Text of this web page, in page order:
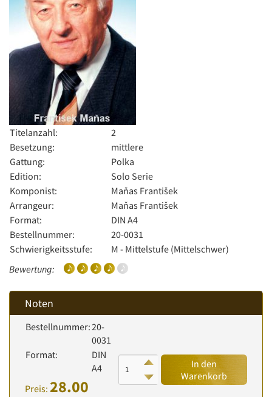
Titelanzahl:
2
Besetzung:
mittlere
Gattung:
Polka
Edition:
Solo Serie
Komponist:
Maňas František
Arrangeur:
Maňas František
Format:
DIN A4
Bestellnummer:
20-0031
Schwierigkeitsstufe:
M - Mittelstufe (Mittelschwer)
Bewertung:
Noten
Bestellnummer:20-
0031
Format:
DIN
A4
Preis: 28.00
In den
Warenkorb